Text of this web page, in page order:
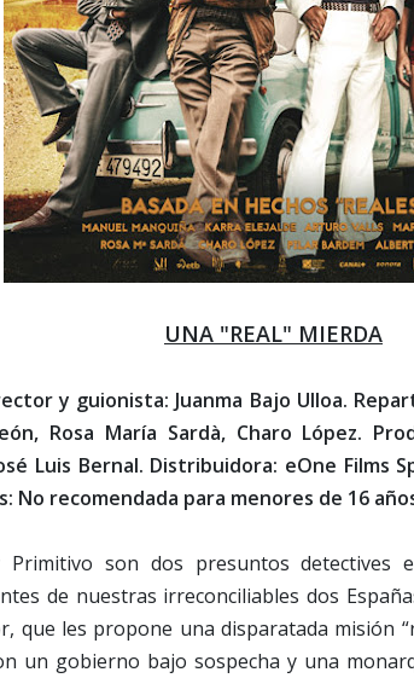
UNA "REAL" MIERDA
y guionista: Juanma Bajo Ulloa.
Rosa María Sardà, Charo López.
Luis Bernal. Distribuidora: eOne Films
No recomendada para menores de 16
Primitivo son dos presuntos detectives
de nuestras irreconciliables dos
que les propone una disparatada misión
un gobierno bajo sospecha y una